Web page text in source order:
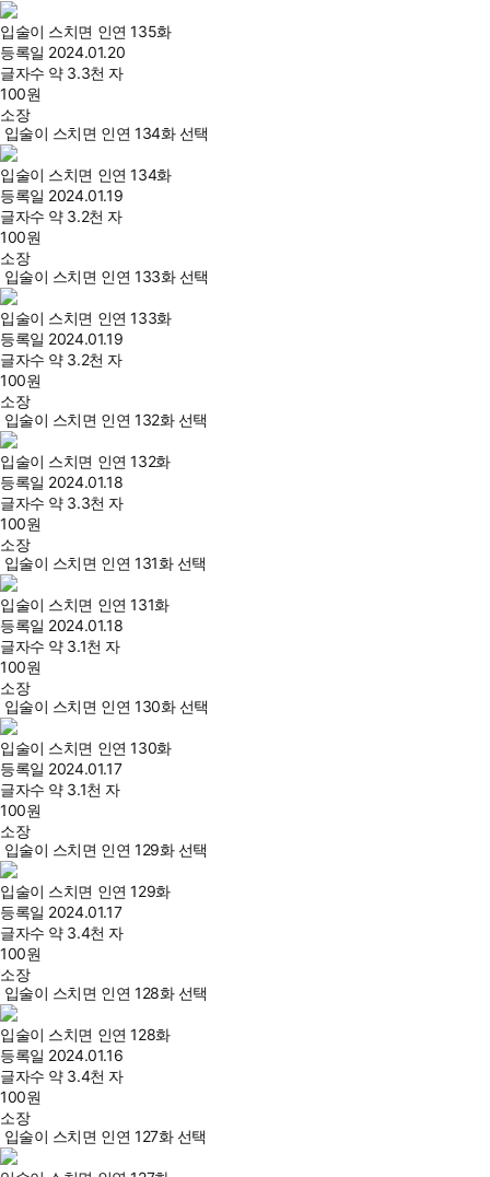
입술이 스치면 인연 135화
등록일 2024.01.20
글자수 약 3.3천 자
100원
소장
입술이 스치면 인연 134화 선택
입술이 스치면 인연 134화
등록일 2024.01.19
글자수 약 3.2천 자
100원
소장
입술이 스치면 인연 133화 선택
입술이 스치면 인연 133화
등록일 2024.01.19
글자수 약 3.2천 자
100원
소장
입술이 스치면 인연 132화 선택
입술이 스치면 인연 132화
등록일 2024.01.18
글자수 약 3.3천 자
100원
소장
입술이 스치면 인연 131화 선택
입술이 스치면 인연 131화
등록일 2024.01.18
글자수 약 3.1천 자
100원
소장
입술이 스치면 인연 130화 선택
입술이 스치면 인연 130화
등록일 2024.01.17
글자수 약 3.1천 자
100원
소장
입술이 스치면 인연 129화 선택
입술이 스치면 인연 129화
등록일 2024.01.17
글자수 약 3.4천 자
100원
소장
입술이 스치면 인연 128화 선택
입술이 스치면 인연 128화
등록일 2024.01.16
글자수 약 3.4천 자
100원
소장
입술이 스치면 인연 127화 선택